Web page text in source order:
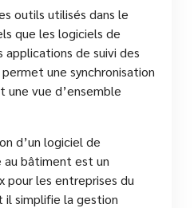
outils utilisés dans le
que les logiciels de
de suivi des
une synchronisation
vue d’ensemble
d’un logiciel de
bâtiment est un
pour les entreprises du
il simplifie la gestion